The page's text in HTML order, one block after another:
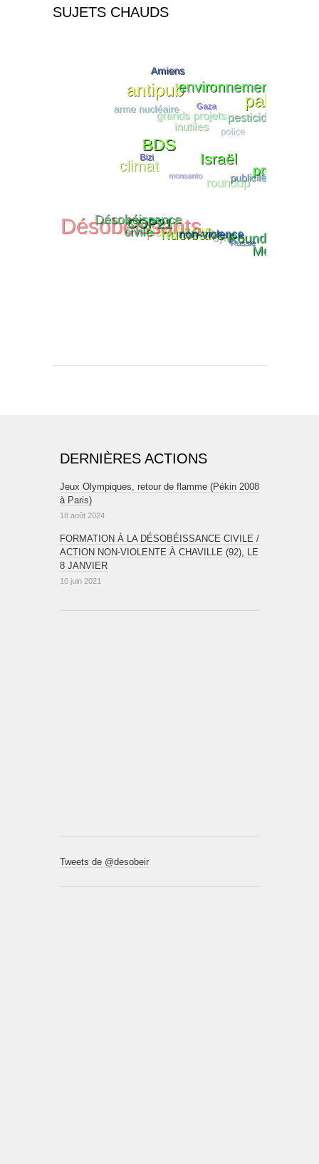
SUJETS CHAUDS
DERNIÈRES ACTIONS
Jeux Olympiques, retour de flamme (Pékin 2008
à Paris)
18 août 2024
FORMATION À LA DÉSOBÉISSANCE CIVILE /
ACTION NON-VIOLENTE À CHAVILLE (92), LE
8 JANVIER
10 juin 2021
Tweets de @desobeir